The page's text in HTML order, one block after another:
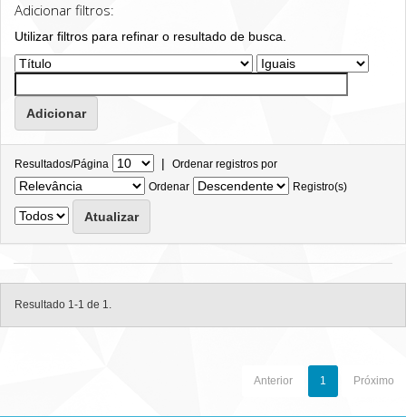
Adicionar filtros:
Utilizar filtros para refinar o resultado de busca.
Resultados/Página | Ordenar registros por
Ordenar
Registro(s)
Resultado 1-1 de 1.
Anterior 1 Próximo